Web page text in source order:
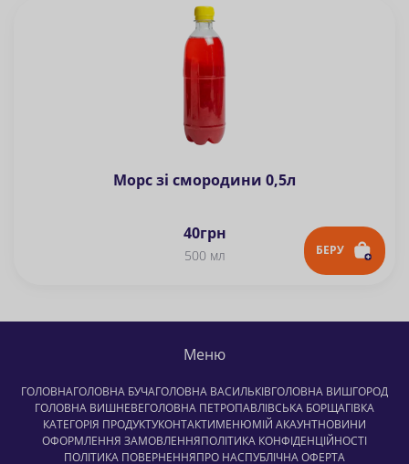
Морс зі смородини 0,5л
40грн
500 мл БЕРУ
Меню
ГОЛОВНАГОЛОВНА БУЧАГОЛОВНА ВАСИЛЬКІВГОЛОВНА ВИШГОРОД
ГОЛОВНА ВИШНЕВЕГОЛОВНА ПЕТРОПАВЛІВСЬКА БОРЩАГІВКА
КАТЕГОРІЯ ПРОДУКТУКОНТАКТИМЕНЮМІЙ АКАУНТНОВИНИ
ОФОРМЛЕННЯ ЗАМОВЛЕННЯПОЛІТИКА КОНФІДЕНЦІЙНОСТІ
ПОЛІТИКА ПОВЕРНЕННЯПРО НАСПУБЛІЧНА ОФЕРТА